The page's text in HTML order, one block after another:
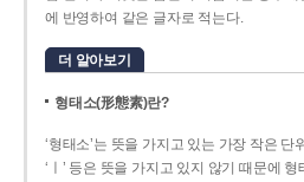
에 반영하여 같은 글자로 적는다.
더 알아보기
형태소(形態素)란?
‘형태소’는 뜻을 가지고 있는 가장 작은 단
‘ㅣ’ 등은 뜻을 가지고 있지 않기 때문에 형